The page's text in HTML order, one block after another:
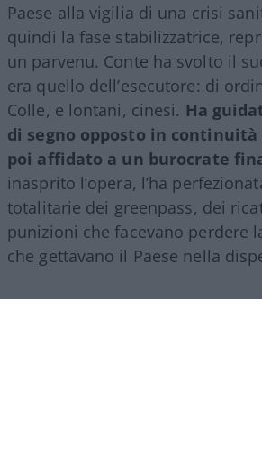
Paese alla vigilia di una crisi
quindi la fase stabilizzatrice,
un parvenu. Conte ha svolto il
era quello dell’esecutore: di
Colle, e lontani, cinesi. Ha
di segno opposto in
poi affidato a un burocrate
inasprito l’opera, l’ha
totalitarie dei greenpass, dei
punizioni che facevano perdere
che gettavano il Paese nella